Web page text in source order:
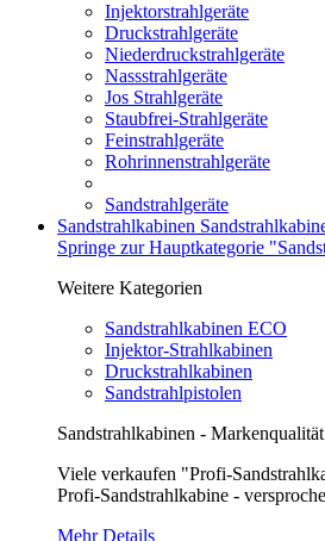
Injektorstrahlgeräte
Druckstrahlgeräte
Niederdruckstrahlgeräte
Nassstrahlgeräte
Jos Strahlgeräte
Staubfrei-Strahlgeräte
Feinstrahlgeräte
Rohrinnenstrahlgeräte
Sandstrahlgeräte
Sandstrahlkabinen
Springe zur Hauptkategorie
Weitere Kategorien
Sandstrahlkabinen ECO
Injektor-Strahlkabinen
Druckstrahlkabinen
Sandstrahlpistolen
Sandstrahlkabinen -
Viele verkaufen "Profi-
Profi-Sandstrahlkabine -
Mehr Details